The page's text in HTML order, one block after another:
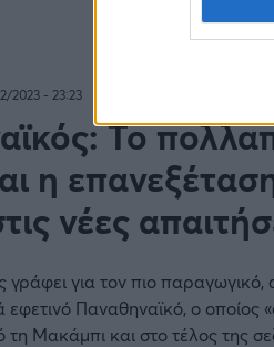
2023 - 23:23
Το
η
νέες
γράφει για τον πιο παραγωγικό,
Παναθηναϊκό, ο οποίος
τη Μακάμπι και στο τέλος της